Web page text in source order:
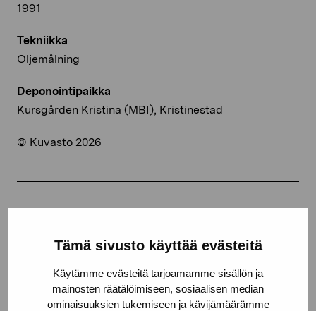
Tämä sivusto käyttää evästeitä
Käytämme evästeitä tarjoamamme sisällön ja
mainosten räätälöimiseen, sosiaalisen median
ominaisuuksien tukemiseen ja kävijämäärämme
1991
Tekniikka
Oljemålning
Deponointipaikka
Kursgården Kristina (MBI), Kristinestad
© Kuvasto 2026
Facebook